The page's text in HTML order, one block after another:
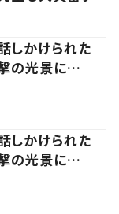
しかけられた
の光景に…
しかけられた
の光景に…